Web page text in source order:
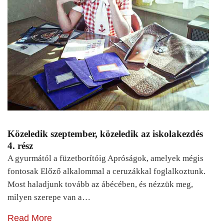
Közeledik szeptember, közeledik az iskolakezdés
4. rész
A gyurmától a füzetborítóig Apróságok, amelyek mégis
fontosak Előző alkalommal a ceruzákkal foglalkoztunk.
Most haladjunk tovább az ábécében, és nézzük meg,
milyen szerepe van a…
Read More